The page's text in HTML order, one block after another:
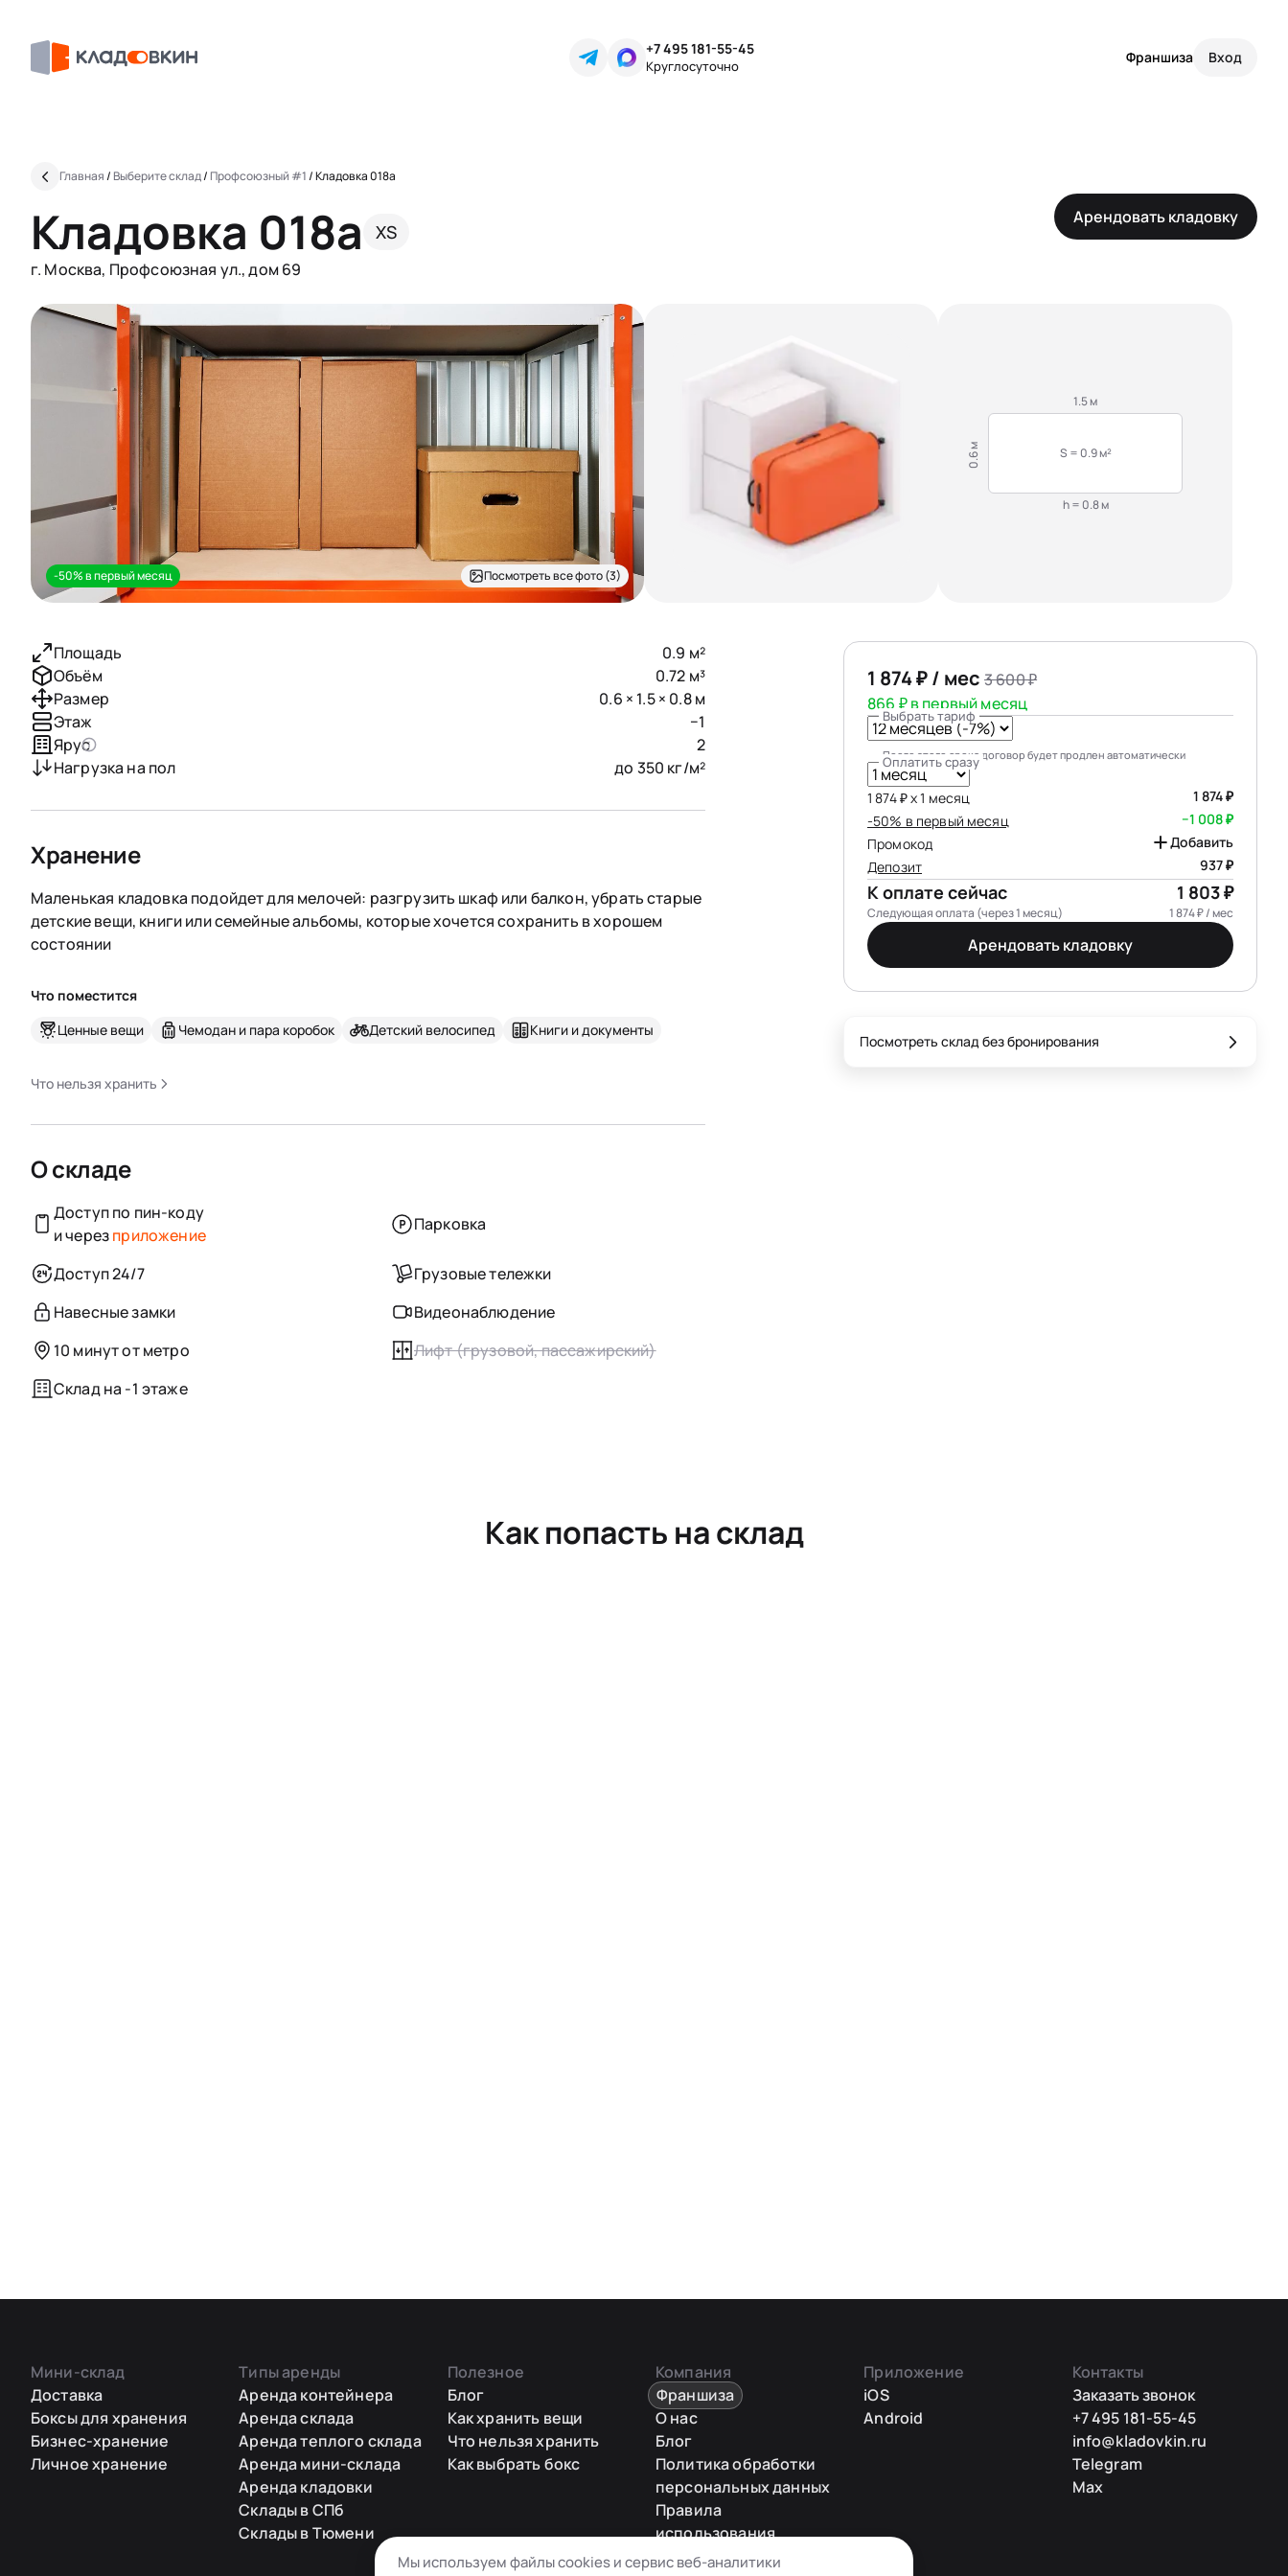
+7 495 181-55-45
Круглосуточно Франшиза Вход
Главная/ Выберите склад/ Профсоюзный #1/Кладовка 018a
Кладовка 018a XS
г. Москва, Профсоюзная ул., дом 69
Арендовать кладовку
-50% в первый месяц Посмотреть все фото (3)
1.5 м
S = 0.9 м²
0.6 м
h = 0.8 м
Площадь
0.9 м²
Объём
0.72 м³
Размер
0.6 × 1.5 × 0.8 м
Этаж
−1
Ярус
2
Нагрузка на пол
до 350 кг/м²
Хранение
Маленькая кладовка подойдет для мелочей: разгрузить шкаф или балкон, убрать старые
детские вещи, книги или семейные альбомы, которые хочется сохранить в хорошем
состоянии
Что поместится
Ценные вещи
Чемодан и пара коробок Детский велосипед Книги и документы
Что нельзя хранить
О складе
Доступ по пин-коду
и черезприложение
Парковка
Доступ 24/7
Грузовые тележки
Навесные замки
Видеонаблюдение
10 минут от метро
Лифт (грузовой, пассажирский)
Склад на -1 этаже
1 874 ₽ / мес 3 600 ₽
866 ₽ в первый месяц
Выбрать тариф
После этого срока договор будет продлен автоматически
Оплатить сразу
1 874 ₽ х 1 месяц
1 874 ₽
-50% в первый месяц
−1 008 ₽
Промокод
Добавить
Депозит
937 ₽
К оплате сейчас 1 803 ₽
Следующая оплата (через 1 месяц) 1 874 ₽ / мес
Арендовать кладовку
Посмотреть склад без бронирования
Как попасть на склад
Мини-склад
Доставка
Боксы для хранения
Бизнес-хранение
Личное хранение
Типы аренды
Аренда контейнера
Аренда склада
Аренда теплого склада
Аренда мини-склада
Аренда кладовки
Склады в СПб
Склады в Тюмени
Полезное
Блог
Как хранить вещи
Что нельзя хранить
Как выбрать бокс
Компания
Франшиза
О нас
Блог
Политика обработки
персональных данных
Правила
использования
промокодов
Приложение
iOS
Android
Контакты
Заказать звонок
+7 495 181-55-45
info@kladovkin.ru
Telegram
Max
Мы используем файлы cookies и сервис веб-аналитики